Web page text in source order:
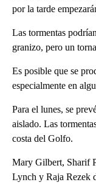
por la tarde
Las tormentas
granizo, pero un
Es posible que se
especialmente en
Para el lunes, se
aislado. Las
costa del Golfo.
Mary Gilbert, Sharif
Lynch y Raja Rezek